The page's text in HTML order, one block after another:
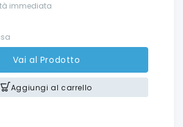
immediata
Vai al Prodotto
Aggiungi al carrello